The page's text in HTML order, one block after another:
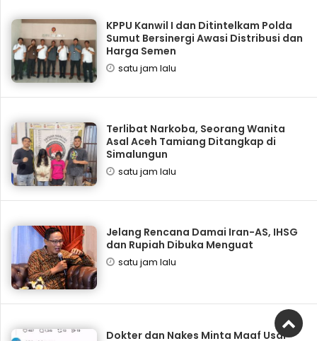
KPPU Kanwil I dan Ditintelkam Polda
Sumut Bersinergi Awasi Distribusi dan
Harga Semen
satu jam lalu
Terlibat Narkoba, Seorang Wanita
Asal Aceh Tamiang Ditangkap di
Simalungun
satu jam lalu
Jelang Rencana Damai Iran-AS, IHSG
dan Rupiah Dibuka Menguat
satu jam lalu
Dokter dan Nakes Minta Maaf Usai